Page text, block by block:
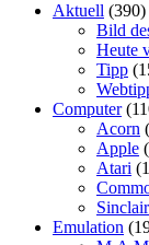
Aktuell (390)
Bild
Heute
Tipp
Computer
Acorn
Apple
Atari
Sinclair
Emulation